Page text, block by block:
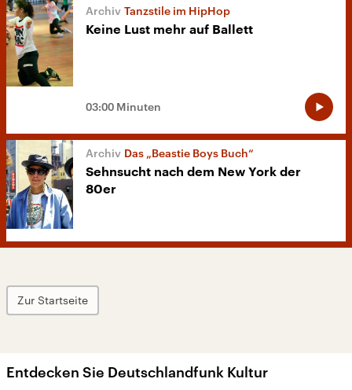
Tanzstile im HipHop
Keine Lust mehr auf Ballett
03:00 Minuten
Das „Beastie Boys Buch“
Sehnsucht nach dem New York der
80er
Zur Startseite
Entdecken Sie Deutschlandfunk Kultur